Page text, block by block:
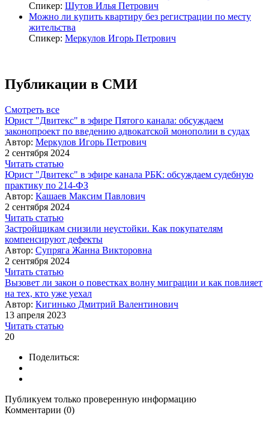
Спикер: Шутов Илья Петрович
Можно ли купить квартиру без регистрации по месту
жительства
Спикер: Меркулов Игорь Петрович
Публикации в СМИ
Смотреть все
Юрист "Двитекс" в эфире Пятого канала: обсуждаем
законопроект по введению адвокатской монополии в судах
Автор: Меркулов Игорь Петрович
2 сентября 2024
Читать статью
Юрист "Двитекс" в эфире канала РБК: обсуждаем судебную
практику по 214-ФЗ
Автор: Кашаев Максим Павлович
2 сентября 2024
Читать статью
Застройщикам снизили неустойки. Как покупателям
компенсируют дефекты
Автор: Супряга Жанна Викторовна
2 сентября 2024
Читать статью
Вызовет ли закон о повестках волну миграции и как повлияет
на тех, кто уже уехал
Автор: Кигинько Дмитрий Валентинович
13 апреля 2023
Читать статью
20
Поделиться:
Публикуем только проверенную информацию
Комментарии (0)